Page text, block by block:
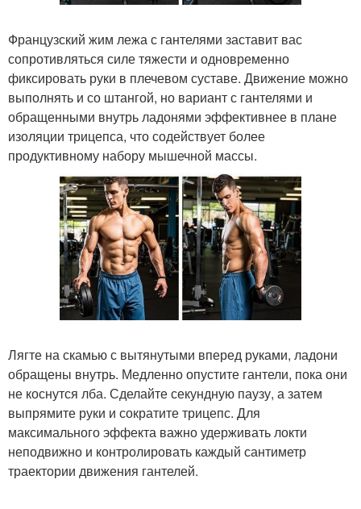
Французский жим лежа с гантелями заставит вас
сопротивляться силе тяжести и одновременно
фиксировать руки в плечевом суставе. Движение можно
выполнять и со штангой, но вариант с гантелями и
обращенными внутрь ладонями эффективнее в плане
изоляции трицепса, что содействует более
продуктивному набору мышечной массы.
Лягте на скамью с вытянутыми вперед руками, ладони
обращены внутрь. Медленно опустите гантели, пока они
не коснутся лба. Сделайте секундную паузу, а затем
выпрямите руки и сократите трицепс. Для
максимального эффекта важно удерживать локти
неподвижно и контролировать каждый сантиметр
траектории движения гантелей.